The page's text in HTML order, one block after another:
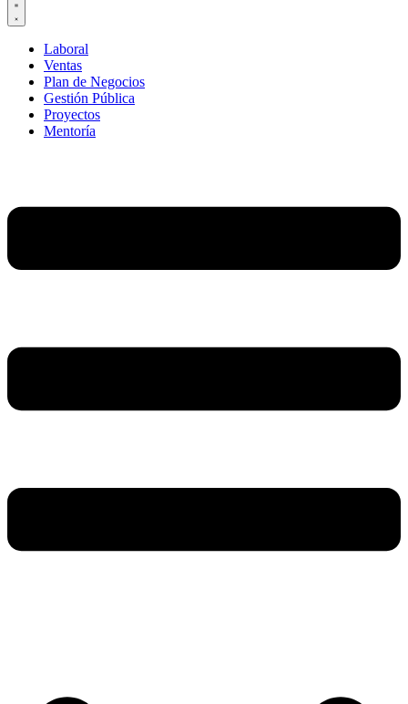
Laboral
Ventas
Plan de Negocios
Gestión Pública
Proyectos
Mentoría